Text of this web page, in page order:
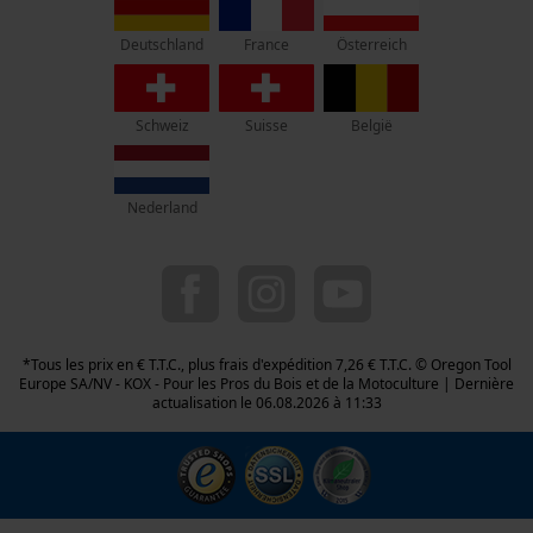
1435 Mont-Saint-Guibert
Pas de magasin !
Adresse de retour:
Oregon Tool GmbH
Beim Erlenwäldchen 14/2
71522 Backnang
Deutschland France Österreich
Schweiz Suisse België
Nederland
*Tous les prix en € T.T.C., plus frais d'expédition 7,26 € T.T.C. © Oregon Tool
Europe SA/NV - KOX - Pour les Pros du Bois et de la Motoculture | Dernière
actualisation le 06.08.2026 à 11:33